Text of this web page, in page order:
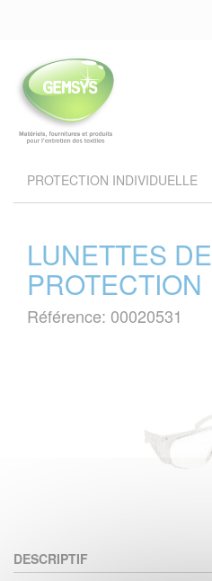
PROTECTION INDIVIDUELLE
LUNETTES DE
PROTECTION
Référence: 00020531
DESCRIPTIF